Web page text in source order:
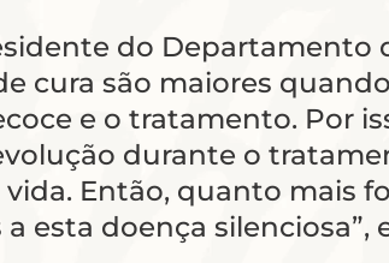
do
cura são maiores
e o tratamento. Por
durante o
Então, quanto mais
esta doença silenciosa”,